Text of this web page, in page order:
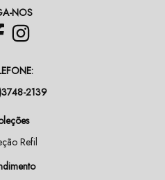
NOS
2139
Refil